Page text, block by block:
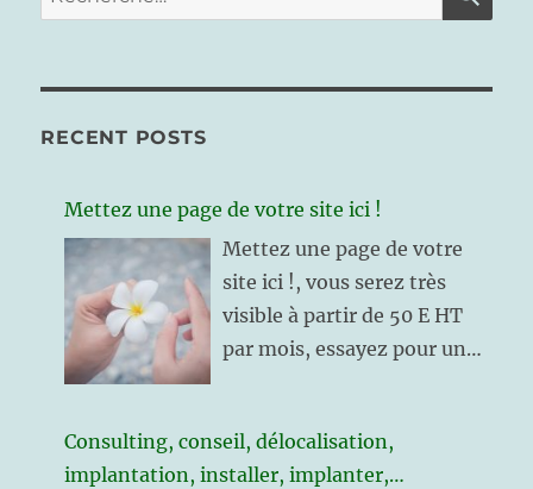
pour :
RECENT POSTS
Mettez une page de votre site ici !
Mettez une page de votre
site ici !, vous serez très
visible à partir de 50 E HT
par mois, essayez pour un
rentable !
Consulting, conseil, délocalisation,
implantation, installer, implanter,